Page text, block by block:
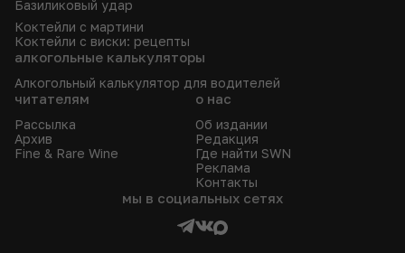
Базиликовый удар
Коктейли с мартини
Коктейли с виски: рецепты
алкогольные калькуляторы
Алкогольный калькулятор для водителей
читателям
Рассылка
Архив
Fine & Rare Wine
о нас
Об издании
Редакция
Где найти SWN
Реклама
Контакты
мы в социальных сетях